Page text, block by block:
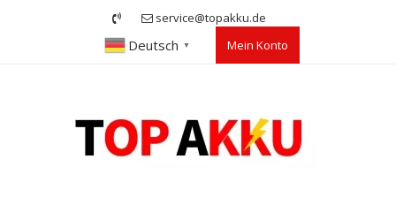
service@topakku.de
Deutsch ▼ Mein Konto